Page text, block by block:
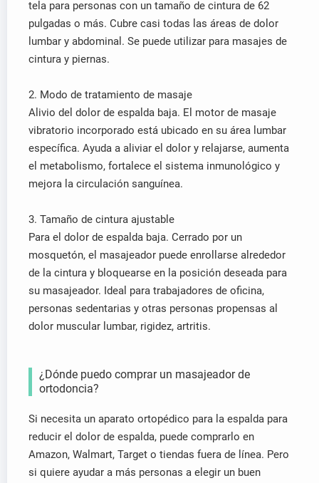
tela para personas con un tamaño de cintura de 62
pulgadas o más. Cubre casi todas las áreas de dolor
lumbar y abdominal. Se puede utilizar para masajes de
cintura y piernas.
2. Modo de tratamiento de masaje
Alivio del dolor de espalda baja. El motor de masaje
vibratorio incorporado está ubicado en su área lumbar
específica. Ayuda a aliviar el dolor y relajarse, aumenta
el metabolismo, fortalece el sistema inmunológico y
mejora la circulación sanguínea.
3. Tamaño de cintura ajustable
Para el dolor de espalda baja. Cerrado por un
mosquetón, el masajeador puede enrollarse alrededor
de la cintura y bloquearse en la posición deseada para
su masajeador. Ideal para trabajadores de oficina,
personas sedentarias y otras personas propensas al
dolor muscular lumbar, rigidez, artritis.
¿Dónde puedo comprar un masajeador de
ortodoncia?
Si necesita un aparato ortopédico para la espalda para
reducir el dolor de espalda, puede comprarlo en
Amazon, Walmart, Target o tiendas fuera de línea. Pero
si quiere ayudar a más personas a elegir un buen